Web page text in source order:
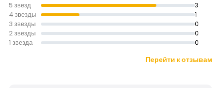
5 звезд 3
4 звезды 1
3 звезды 0
2 звезды 0
1 звезда 0
Перейти к отзывам